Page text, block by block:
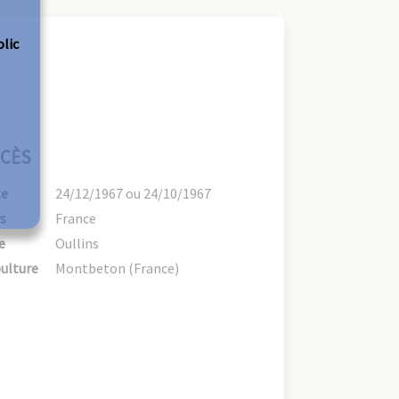
24/12/1967 ou 24/10/1967
France
Oullins
Montbeton (France)